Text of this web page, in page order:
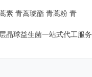
素 青蒿琥酯 青蒿粉 青
晶球益生菌一站式代工服务